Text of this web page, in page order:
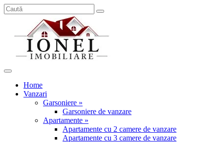
Home
Vanzari
Garsoniere »
Garsoniere de vanzare
Apartamente »
Apartamente cu 2 camere de vanzare
Apartamente cu 3 camere de vanzare